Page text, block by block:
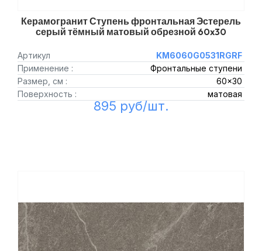
Керамогранит Ступень фронтальная Эстерель
серый тёмный матовый обрезной 60x30
Артикул
KM6060G0531RGRF
Применение :
Фронтальные ступени
Размер, см :
60x30
Поверхность :
матовая
895 руб/шт.